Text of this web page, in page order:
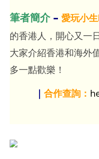
筆者簡介 – 愛玩小
的香港人，開心又一
大家介紹香港和海外
多一點歡樂！
｜ 合作查詢：